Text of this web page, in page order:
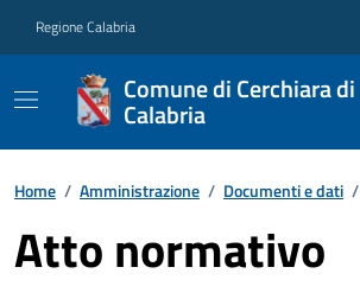
Regione Calabria
Comune di Cerchiara di
Calabria
Home / Amministrazione / Documenti e dati /
Atto normativo